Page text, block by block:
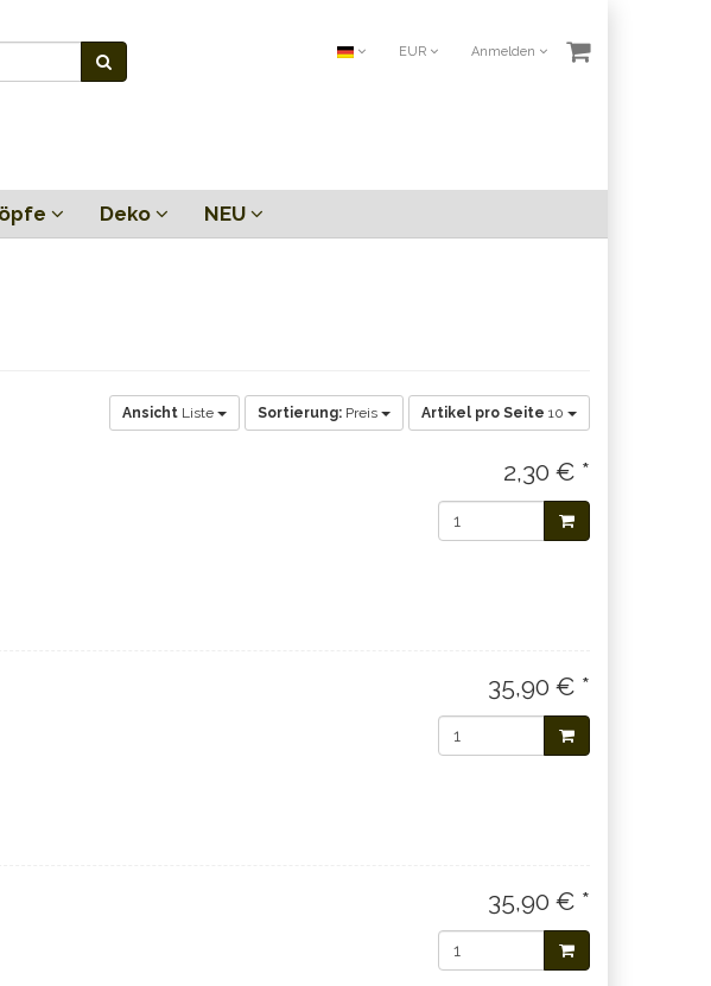
EUR Anmelden
Deko NEU
Ansicht Liste Sortierung: Preis Artikel pro Seite 10
2,30 € *
35,90 € *
35,90 € *